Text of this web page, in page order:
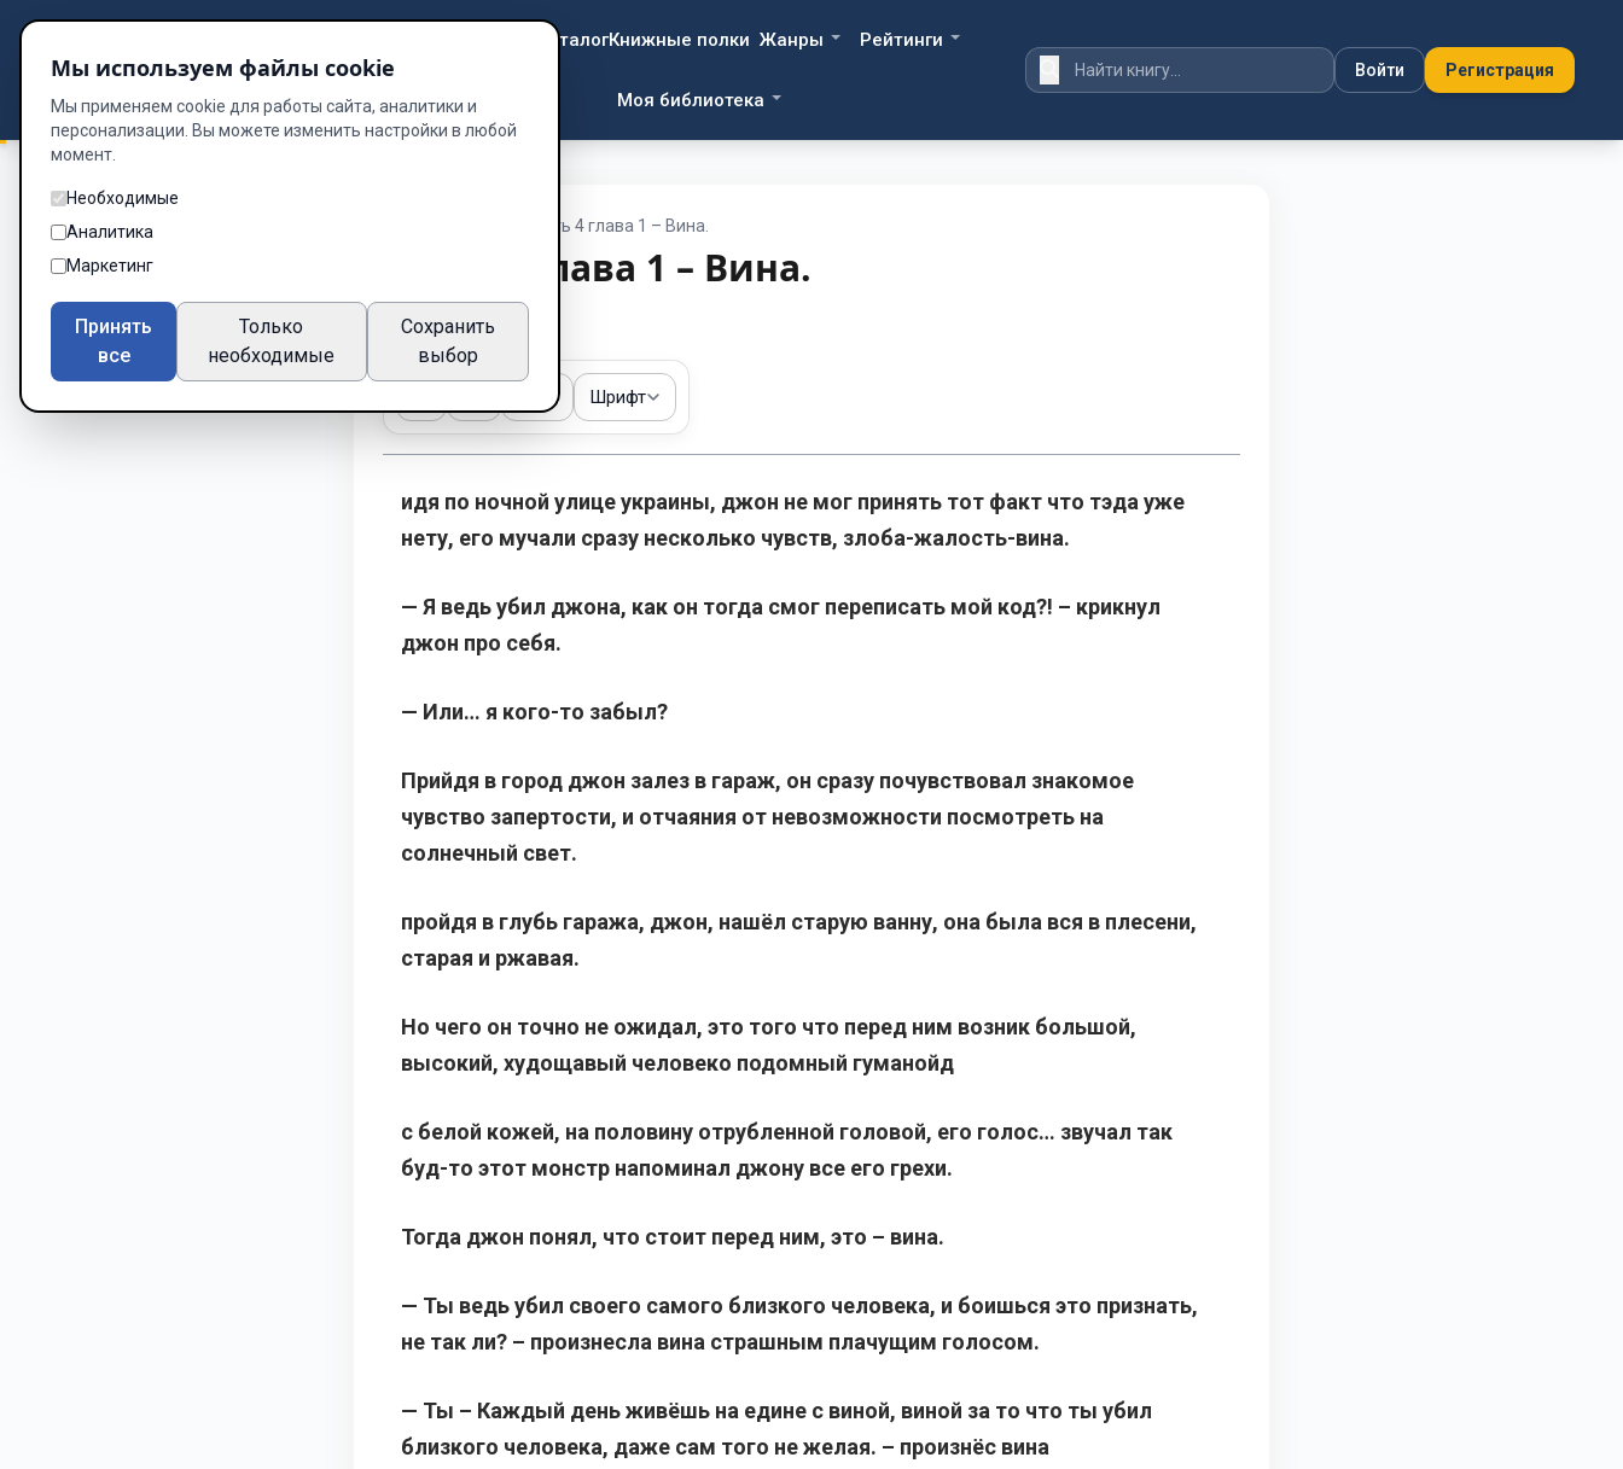
DzenWay Библиотека
КаталогКнижные полки Жанры Рейтинги
Моя библиотека
Войти Регистрация
Часть 4 глава 1 – Вина.
Часть 4 глава 1 – Вина.
Глава 9 из 11
Тема Шрифт
идя по ночной улице украины, джон не мог принять тот факт что тэда уже
нету, его мучали сразу несколько чувств, злоба-жалость-вина.
— Я ведь убил джона, как он тогда смог переписать мой код?! – крикнул
джон про себя.
— Или… я кого-то забыл?
Прийдя в город джон залез в гараж, он сразу почувствовал знакомое
чувство запертости, и отчаяния от невозможности посмотреть на
солнечный свет.
пройдя в глубь гаража, джон, нашёл старую ванну, она была вся в плесени,
старая и ржавая.
Но чего он точно не ожидал, это того что перед ним возник большой,
высокий, худощавый человеко подомный гуманойд
с белой кожей, на половину отрубленной головой, его голос… звучал так
буд-то этот монстр напоминал джону все его грехи.
Тогда джон понял, что стоит перед ним, это – вина.
— Ты ведь убил своего самого близкого человека, и боишься это признать,
не так ли? – произнесла вина страшным плачущим голосом.
— Ты – Каждый день живёшь на едине с виной, виной за то что ты убил
близкого человека, даже сам того не желая. – произнёс вина
Мы используем файлы cookie
Мы применяем cookie для работы сайта, аналитики и
персонализации. Вы можете изменить настройки в любой
момент.
Необходимые
Аналитика
Маркетинг
Принять
все
Только
необходимые
Сохранить
выбор